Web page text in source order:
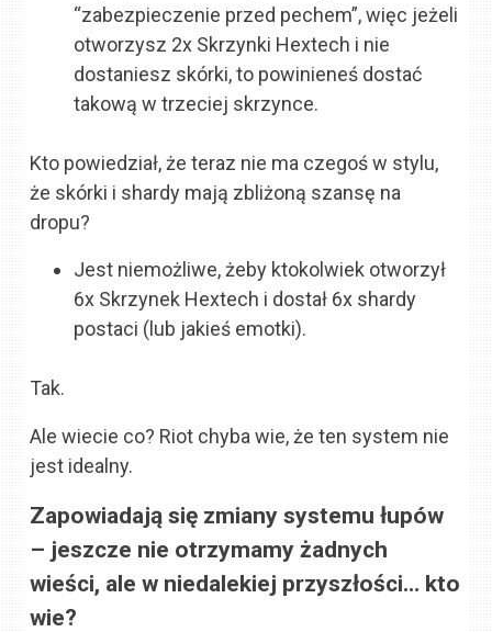
“zabezpieczenie przed pechem”, więc jeżeli
otworzysz 2x Skrzynki Hextech i nie
dostaniesz skórki, to powinieneś dostać
takową w trzeciej skrzynce.
Kto powiedział, że teraz nie ma czegoś w stylu,
że skórki i shardy mają zbliżoną szansę na
dropu?
Jest niemożliwe, żeby ktokolwiek otworzył
6x Skrzynek Hextech i dostał 6x shardy
postaci (lub jakieś emotki).
Tak.
Ale wiecie co? Riot chyba wie, że ten system nie
jest idealny.
Zapowiadają się zmiany systemu łupów
– jeszcze nie otrzymamy żadnych
wieści, ale w niedalekiej przyszłości… kto
wie?